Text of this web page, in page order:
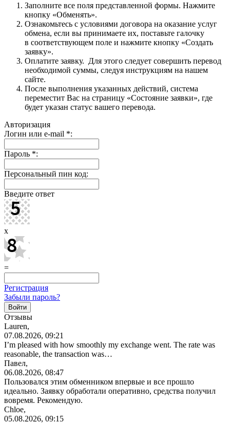
Заполните все поля представленной формы. Нажмите
кнопку «Обменять».
Ознакомьтесь с условиями договора на оказание услуг
обмена, если вы принимаете их, поставьте галочку
в соответствующем поле и нажмите кнопку «Создать
заявку».
Оплатите заявку. Для этого следует совершить перевод
необходимой суммы, следуя инструкциям на нашем
сайте.
После выполнения указанных действий, система
переместит Вас на страницу «Состояние заявки», где
будет указан статус вашего перевода.
Авторизация
Логин или e-mail *:
Пароль *:
Персональный пин код:
Введите ответ
x
=
Регистрация
Забыли пароль?
Отзывы
Lauren,
07.08.2026, 09:21
I’m pleased with how smoothly my exchange went. The rate was
reasonable, the transaction was…
Павел,
06.08.2026, 08:47
Пользовался этим обменником впервые и все прошло
идеально. Заявку обработали оперативно, средства получил
вовремя. Рекомендую.
Chloe,
05.08.2026, 09:15